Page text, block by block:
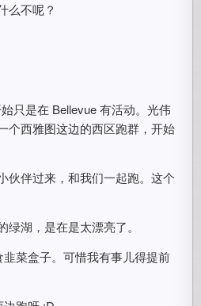
么不呢？
只是在 Bellevue 有活动。光伟
个西雅图这边的西区跑群，开始
伙伴过来，和我们一起跑。这个
湖，是在是太漂亮了。
菜盒子。可惜我有事儿得提前